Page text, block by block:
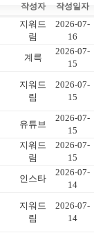
작성자 작성일자
지워드
림
2026-07-
16
계륵
2026-07-
15
지워드
림
2026-07-
15
유튜브
2026-07-
15
지워드
림
2026-07-
15
인스타
2026-07-
14
지워드
림
2026-07-
14